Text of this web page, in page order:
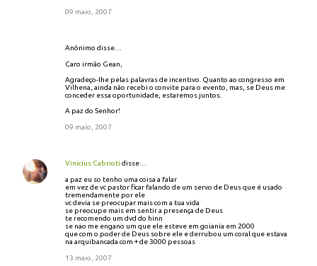
09 maio, 2007
Anônimo disse…
Caro irmão Gean,
Agradeço-lhe pelas palavras de incentivo. Quanto ao congresso em
Vilhena, ainda não recebi o convite para o evento, mas, se Deus me
conceder essa oportunidade, estaremos juntos.
A paz do Senhor!
09 maio, 2007
Vinicius Cabrioti disse…
a paz eu so tenho uma coisa a falar
em vez de vc pastor ficar falando de um servo de Deus que é usado
tremendamente por ele
vc devia se preocupar mais com a tua vida
se preocupe mais em sentir a presença de Deus
te recomendo um dvd do hinn
se nao me engano um que ele esteve em goiania em 2000
que com o poder de Deus sobre ele e derrubou um coral que estava
na arquibancada com + de 3000 pessoas
13 maio, 2007